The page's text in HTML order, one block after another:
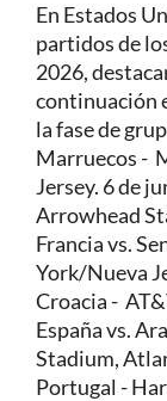
En Estados
partidos de
2026,
continuación
la fase de
Marruecos -
Jersey. 6 de
Arrowhead
Francia vs.
York/Nueva
Croacia -
España vs.
Stadium,
Portugal -